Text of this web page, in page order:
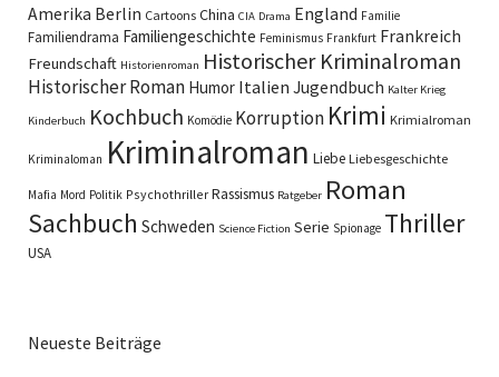
Amerika Berlin Cartoons China CIA Drama England Familie
Familiendrama Familiengeschichte Feminismus Frankfurt Frankreich
Freundschaft Historienroman Historischer Kriminalroman
Historischer Roman Humor Italien Jugendbuch Kalter Krieg
Kinderbuch Kochbuch Komödie Korruption Krimi Krimialroman
Kriminaloman Kriminalroman Liebe Liebesgeschichte
Mafia Mord Politik Psychothriller Rassismus Ratgeber Roman
Sachbuch Schweden Science Fiction Serie Spionage Thriller
USA
Neueste Beiträge